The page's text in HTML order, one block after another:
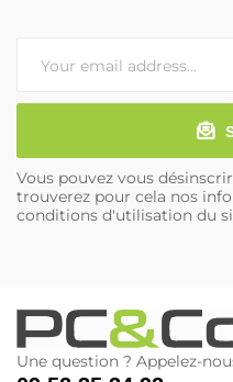
Vous pouvez vous
trouverez pour cela nos
conditions d'utilisation du
Une question ? Appelez-